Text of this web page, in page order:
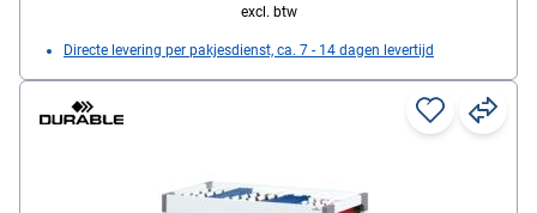
excl. btw
Directe levering per pakjesdienst, ca. 7 - 14 dagen levertijd